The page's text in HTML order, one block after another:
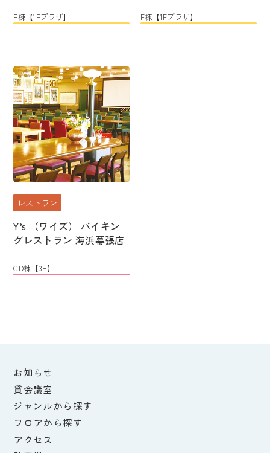
F棟【1Fプラザ】 F棟【1Fプラザ】
レストラン
Y’s （ワイズ） バイキン
グレストラン 海浜幕張店
CD棟【3F】
お知らせ
貸会議室
ジャンルから探す
フロアから探す
アクセス